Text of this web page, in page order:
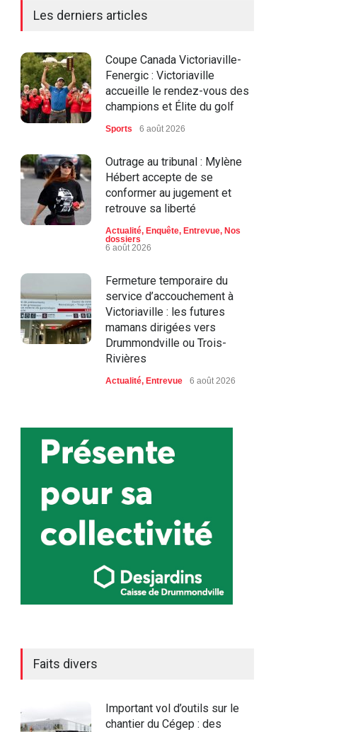
Les derniers articles
Coupe Canada Victoriaville-
Fenergic : Victoriaville
accueille le rendez-vous des
champions et Élite du golf
Sports 6 août 2026
Outrage au tribunal : Mylène
Hébert accepte de se
conformer au jugement et
retrouve sa liberté
Actualité, Enquête, Entrevue, Nos
dossiers
6 août 2026
Fermeture temporaire du
service d’accouchement à
Victoriaville : les futures
mamans dirigées vers
Drummondville ou Trois-
Rivières
Actualité, Entrevue 6 août 2026
Faits divers
Important vol d’outils sur le
chantier du Cégep : des